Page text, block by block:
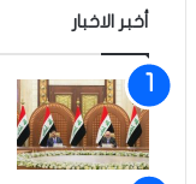
أخبر الاخبار